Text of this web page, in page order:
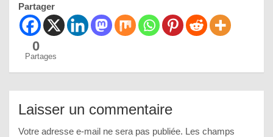
Partager
0
Partages
Laisser un commentaire
Votre adresse e-mail ne sera pas publiée. Les champs